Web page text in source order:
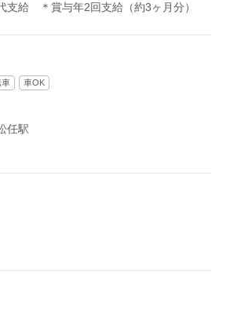
支給 ＊賞与年2回支給（約3ヶ月分）
車 車OK
任駅